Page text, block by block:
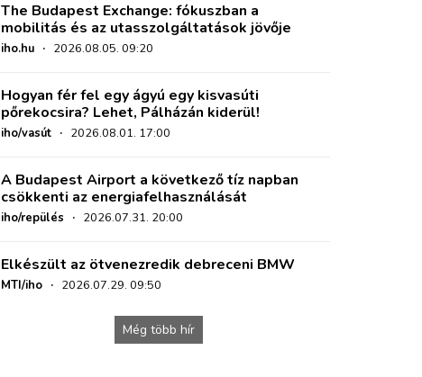
The Budapest Exchange: fókuszban a
mobilitás és az utasszolgáltatások jövője
iho.hu · 2026.08.05. 09:20
Hogyan fér fel egy ágyú egy kisvasúti
pőrekocsira? Lehet, Pálházán kiderül!
iho/vasút · 2026.08.01. 17:00
A Budapest Airport a következő tíz napban
csökkenti az energiafelhasználását
iho/repülés · 2026.07.31. 20:00
Elkészült az ötvenezredik debreceni BMW
MTI/iho · 2026.07.29. 09:50
Még több hír